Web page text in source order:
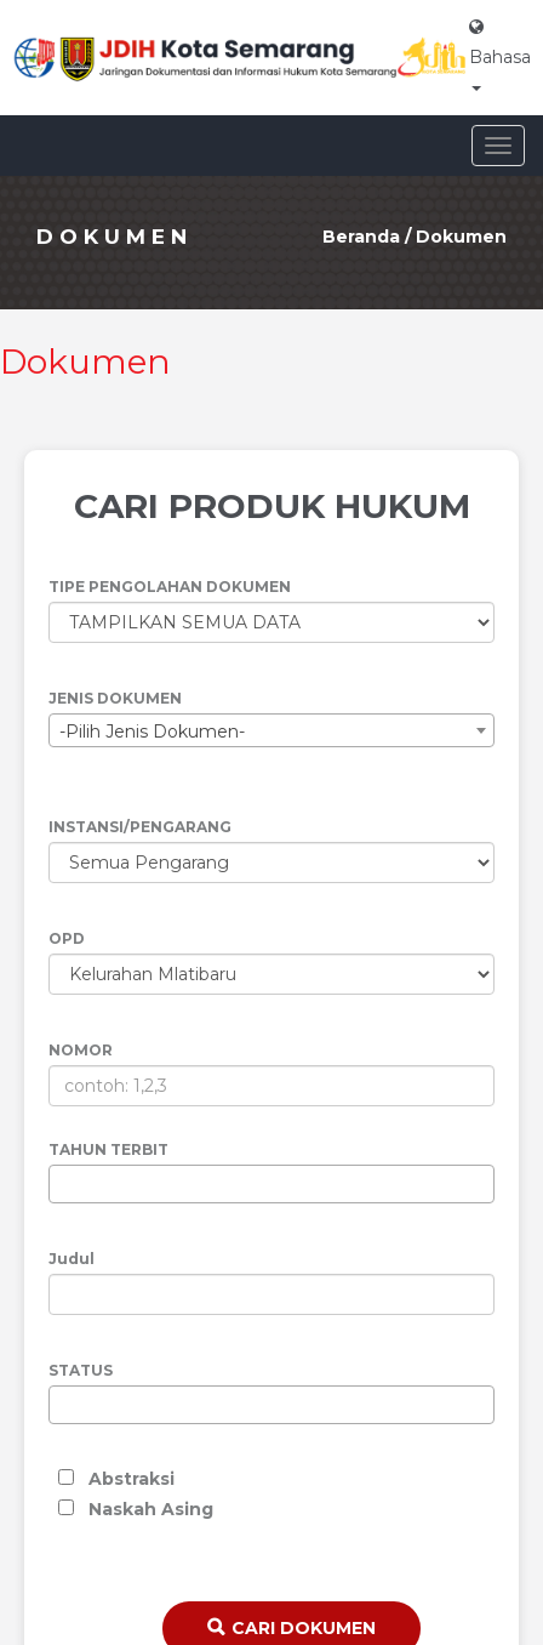
Bahasa
DOKUMEN Beranda / Dokumen
Dokumen
CARI PRODUK HUKUM
TIPE PENGOLAHAN DOKUMEN
JENIS DOKUMEN
-Pilih Jenis Dokumen-
INSTANSI/PENGARANG
OPD
NOMOR
TAHUN TERBIT
Judul
STATUS
Abstraksi
Naskah Asing
CARI DOKUMEN